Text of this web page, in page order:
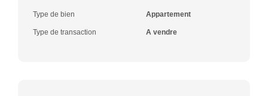
Type de bien Appartement
Type de transaction A vendre